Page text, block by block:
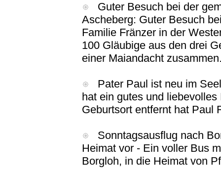
Guter Besuch bei der
Ascheberg: Guter Besuch
Familie Fränzer in der
100 Gläubige aus den drei
einer Maiandacht
Pater Paul ist neu im
hat ein gutes und
Geburtsort entfernt hat Paul
Sonntagsausflug nach
Heimat vor - Ein voller Bus
Borgloh, in die Heimat von